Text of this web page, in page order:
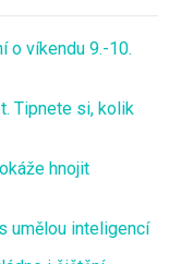
o víkendu 9.-10.
Tipnete si, kolik
hnojit
umělou inteligencí